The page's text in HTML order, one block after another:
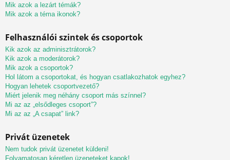
Mik azok a lezárt témák?
Mik azok a téma ikonok?
Felhasználói szintek és csoportok
Kik azok az adminisztrátorok?
Kik azok a moderátorok?
Mik azok a csoportok?
Hol látom a csoportokat, és hogyan csatlakozhatok egyhez?
Hogyan lehetek csoportvezető?
Miért jelenik meg néhány csoport más színnel?
Mi az az „elsődleges csoport”?
Mi az az „A csapat” link?
Privát üzenetek
Nem tudok privát üzenetet küldeni!
Folyamatosan kéretlen üzeneteket kapok!